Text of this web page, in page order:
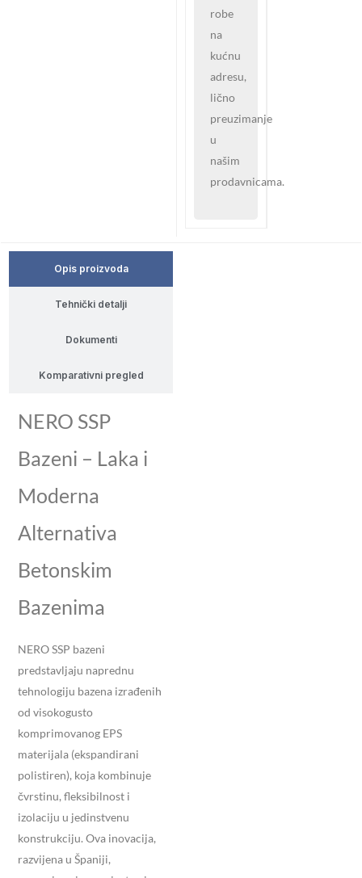
robe
na
kućnu
adresu,
lično
preuzimanje
u
našim
prodavnicama.
Opis proizvoda
Tehnički detalji
Dokumenti
Komparativni pregled
NERO SSP
Bazeni – Laka i
Moderna
Alternativa
Betonskim
Bazenima
NERO SSP bazeni
predstavljaju naprednu
tehnologiju bazena izrađenih
od visokogusto
komprimovanog EPS
materijala (ekspandirani
polistiren), koja kombinuje
čvrstinu, fleksibilnost i
izolaciju u jedinstvenu
konstrukciju. Ova inovacija,
razvijena u Španiji,